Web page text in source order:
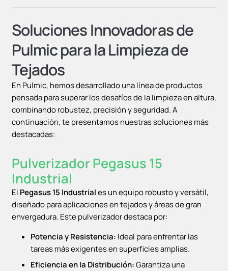
Soluciones Innovadoras de
Pulmic para la Limpieza de
Tejados
En Pulmic, hemos desarrollado una línea de productos
pensada para superar los desafíos de la limpieza en altura,
combinando robustez, precisión y seguridad. A
continuación, te presentamos nuestras soluciones más
destacadas:
Pulverizador Pegasus 15
Industrial
El Pegasus 15 Industriales un equipo robusto y versátil,
diseñado para aplicaciones en tejados y áreas de gran
envergadura. Este pulverizador destaca por:
Potencia y Resistencia: Ideal para enfrentar las
tareas más exigentes en superficies amplias.
Eficiencia en la Distribución:Garantiza una